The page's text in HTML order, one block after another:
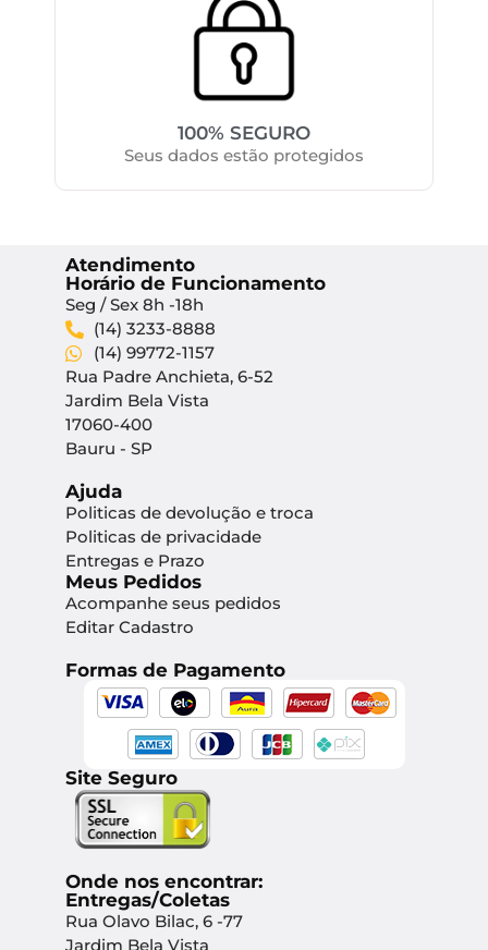
100% SEGURO
Seus dados estão protegidos
Atendimento
Horário de Funcionamento
Seg / Sex 8h -18h
(14) 3233-8888
(14) 99772-1157
Rua Padre Anchieta, 6-52
Jardim Bela Vista
17060-400
Bauru - SP
Ajuda
Politicas de devolução e troca
Politicas de privacidade
Entregas e Prazo
Meus Pedidos
Acompanhe seus pedidos
Editar Cadastro
Formas de Pagamento
Site Seguro
Onde nos encontrar:
Entregas/Coletas
Rua Olavo Bilac, 6 -77
Jardim Bela Vista